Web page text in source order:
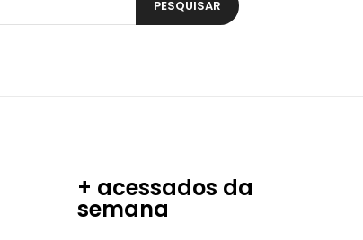
PESQUISAR
+ acessados da
semana